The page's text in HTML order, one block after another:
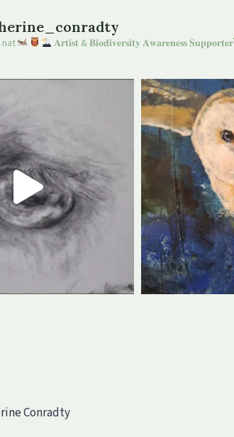
nat 𝐀𝐫𝐭𝐢𝐬𝐭 & 𝐁𝐢𝐨𝐝𝐢𝐯𝐞𝐫𝐬𝐢𝐭𝐲 𝐀𝐰𝐚𝐫𝐞𝐧𝐞𝐬𝐬 𝐒𝐮𝐩𝐩𝐨𝐫𝐭𝐞𝐫
Conradty